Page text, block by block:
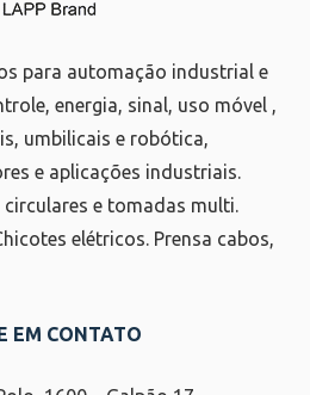
para automação industrial e
energia, sinal, uso móvel ,
umbilicais e robótica,
e aplicações industriais.
e tomadas multi.
elétricos. Prensa cabos,
EM CONTATO